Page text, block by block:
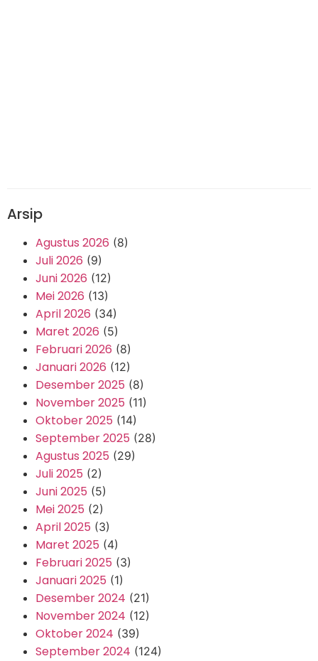
Arsip
Agustus 2026 (8)
Juli 2026 (9)
Juni 2026 (12)
Mei 2026 (13)
April 2026 (34)
Maret 2026 (5)
Februari 2026 (8)
Januari 2026 (12)
Desember 2025 (8)
November 2025 (11)
Oktober 2025 (14)
September 2025 (28)
Agustus 2025 (29)
Juli 2025 (2)
Juni 2025 (5)
Mei 2025 (2)
April 2025 (3)
Maret 2025 (4)
Februari 2025 (3)
Januari 2025 (1)
Desember 2024 (21)
November 2024 (12)
Oktober 2024 (39)
September 2024 (124)